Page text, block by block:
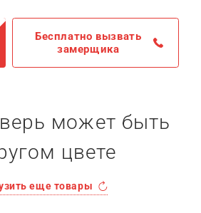
Бесплатно вызвать
замерщика
может быть
цвете
еще товары